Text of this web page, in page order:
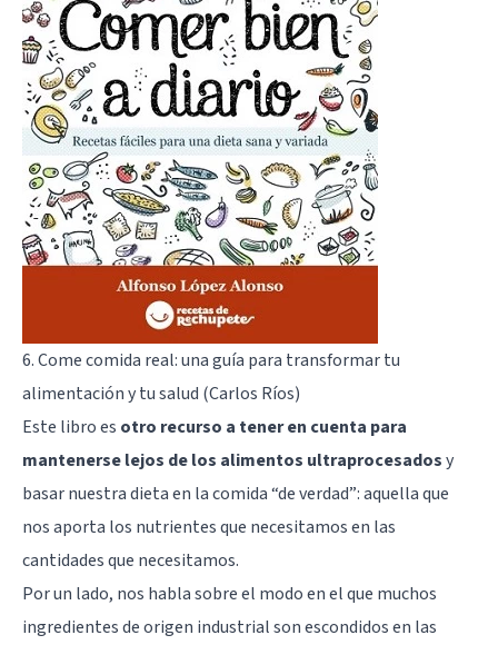
6. Come comida real: una guía para transformar tu
alimentación y tu salud (Carlos Ríos)
Este libro es otro recurso a tener en cuenta para
mantenerse lejos de los alimentos ultraprocesadosy
basar nuestra dieta en la comida “de verdad”: aquella que
nos aporta los nutrientes que necesitamos en las
cantidades que necesitamos.
Por un lado, nos habla sobre el modo en el que muchos
ingredientes de origen industrial son escondidos en las